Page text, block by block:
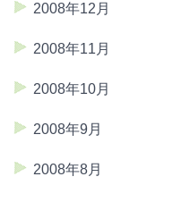
2008年12月
2008年11月
2008年10月
2008年9月
2008年8月